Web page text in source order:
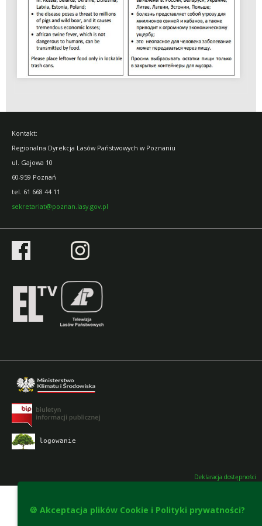
Kontakt:
Regionalna Dyrekcja Lasów Państwowych w Poznaniu
ul. Gajowa 10
60-959 Poznań
tel. 61 668 44 11
sekretariat@poznan.lasy.gov.pl
logowanie
Deklaracja dostępności
🍪 Akceptacja plików Cookie i Polityki prywatności?